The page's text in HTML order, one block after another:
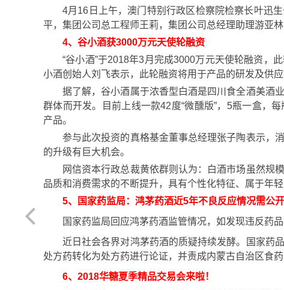
4月16日上午，澳门特别行政区检察院检察长叶迅生
平，集团公司总工程师王莉，集团公司总经理助理游亚
4、 谷小酒获3000万元天使轮融资
“谷小酒”于2018年3月完成3000万元天使轮融资，
小酒创始人刘飞表示，此轮融资将用于产品的研发及供应
据了解，谷小酒属于浓香型白酒是四川食全酒美酒
群体而开发。目前上线一款42度“微醺版”，5瓶一盒，
产品。
参与此次投资的真格基金董事总经理张子陶表示，
的升级有巨大机会。
网信资本行政总裁黄依群则认为：白酒市场虽然规
品质和消费需求的不断提升，具有个性化特征、属于年
5、国家药监局：鸿茅药酒近5年不良反应情况需公开
国家药监局回应鸿茅药酒监管情况，如发现违反药
近日社会各界对鸿茅药酒的质疑持续发酵。国家药
处方药转化为处方药进行论证，并责成内蒙古自治区食
6、2018华糖夏季精品交易会来啦！